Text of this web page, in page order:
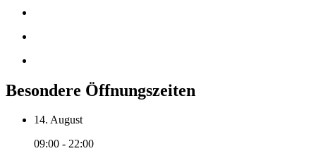
Besondere Öffnungszeiten
14. August
09:00 - 22:00